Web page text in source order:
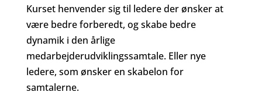
Kurset henvender sig til ledere der ønsker at
være bedre forberedt, og skabe bedre
dynamik i den årlige
medarbejderudviklingssamtale. Eller nye
ledere, som ønsker en skabelon for
samtalerne.